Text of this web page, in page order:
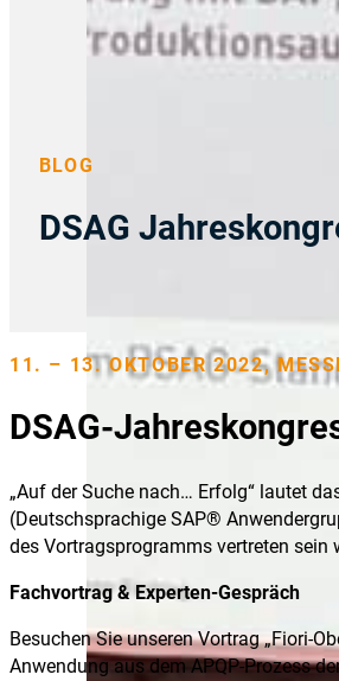
BLOG
DSAG
11. – 13. OKTOBER 2022,
DSAG-
„Auf der Suche nach… Erfolg“ lautet
(Deutschsprachige SAP®
des Vortragsprogramms vertreten sein
Fachvortrag & Experten-Gespräch
Besuchen Sie unseren Vortrag „Fiori-
Anwendung aus dem APQP-Prozess